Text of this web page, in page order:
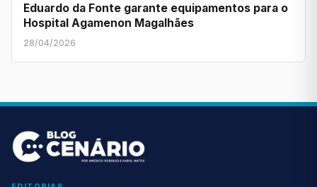
Eduardo da Fonte garante equipamentos para o
Hospital Agamenon Magalhães
28/04/2026